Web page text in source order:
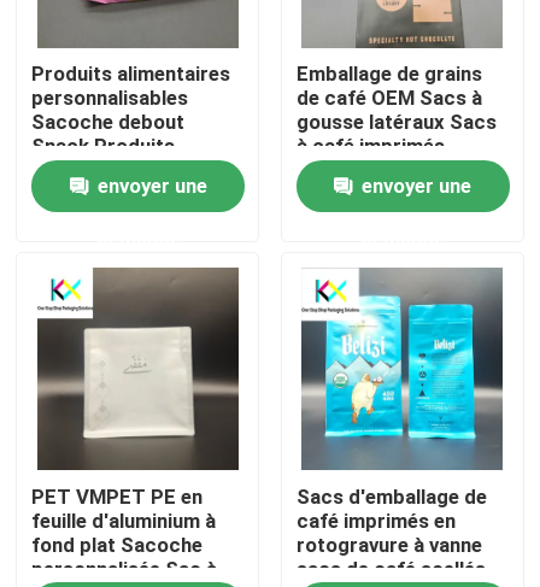
À propos de nous
Visite de l'usine
Contrôle de la qualité
Nous contacter
Demandez un devis
Sacs en plastique
Sacs d'emballage compostables
Produits alimentaires
personnalisables
Sacoche debout
Snack Produits
alimentaires Sacs en
plastique souples
envoyer une
Emballage de grains
de café OEM Sacs à
gousse latéraux Sacs
à café imprimés
numériquement avec
vanne envoyer une
PET VMPET PE en
feuille d'aluminium à
fond plat Sacoche
personnalisée Sac à
Sacs d'emballage de
café imprimés en
rotogravure à vanne
sacs de café scellés